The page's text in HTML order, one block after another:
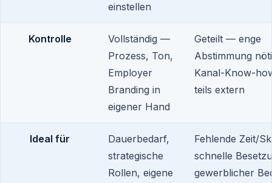
einstellen
Kontrolle
Vollständig —
Prozess, Ton,
Employer
Branding in
eigener Hand
Geteilt — enge
Abstimmung
Kanal-Know-
teils extern
Ideal für
Dauerbedarf,
strategische
Rollen, eigene
Fehlende Zeit/
schnelle
gewerblicher